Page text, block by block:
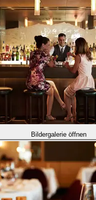
Bildergalerie öffnen